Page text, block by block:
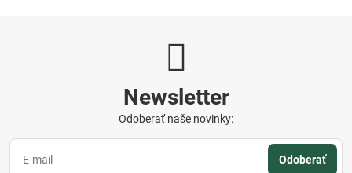
Newsletter
Odoberať naše novinky:
Odoberať